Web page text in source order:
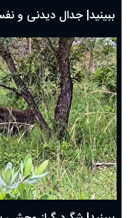
ببینید| جدال دیدنی و